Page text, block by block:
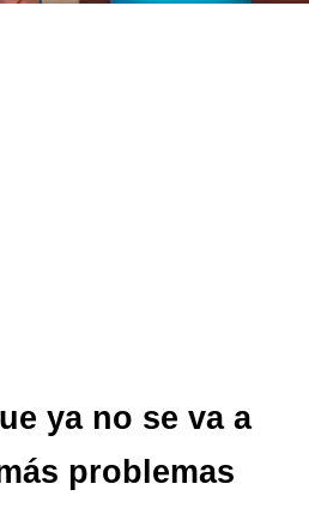
ya no se va a
problemas